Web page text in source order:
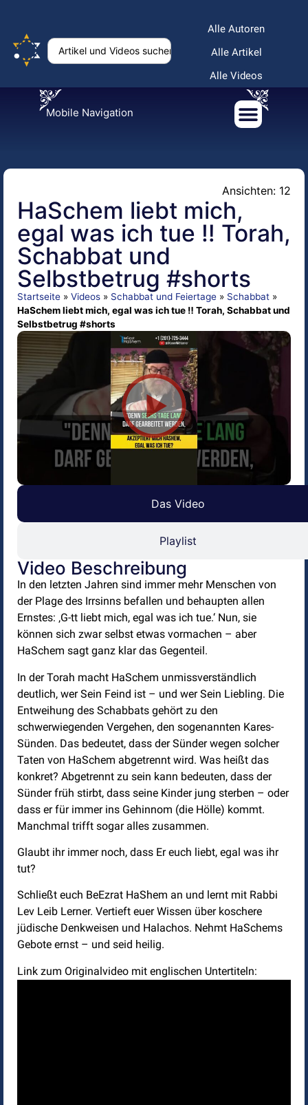
Alle Autoren
Alle Artikel
Alle Videos
Mobile Navigation
Ansichten: 12
HaSchem liebt mich,
egal was ich tue ‼️ Torah,
Schabbat und
Selbstbetrug #shorts
Startseite » Videos » Schabbat und Feiertage » Schabbat »
HaSchem liebt mich, egal was ich tue ‼️ Torah, Schabbat und
Selbstbetrug #shorts
Das Video
Playlist
Video Beschreibung
In den letzten Jahren sind immer mehr Menschen von
der Plage des Irrsinns befallen und behaupten allen
Ernstes: ‚G-tt liebt mich, egal was ich tue.‘ Nun, sie
können sich zwar selbst etwas vormachen – aber
HaSchem sagt ganz klar das Gegenteil.
In der Torah macht HaSchem unmissverständlich
deutlich, wer Sein Feind ist – und wer Sein Liebling. Die
Entweihung des Schabbats gehört zu den
schwerwiegenden Vergehen, den sogenannten Kares-
Sünden. Das bedeutet, dass der Sünder wegen solcher
Taten von HaSchem abgetrennt wird. Was heißt das
konkret? Abgetrennt zu sein kann bedeuten, dass der
Sünder früh stirbt, dass seine Kinder jung sterben – oder
dass er für immer ins Gehinnom (die Hölle) kommt.
Manchmal trifft sogar alles zusammen.
Glaubt ihr immer noch, dass Er euch liebt, egal was ihr
tut?
Schließt euch BeEzrat HaShem an und lernt mit Rabbi
Lev Leib Lerner. Vertieft euer Wissen über koschere
jüdische Denkweisen und Halachos. Nehmt HaSchems
Gebote ernst – und seid heilig.
Link zum Originalvideo mit englischen Untertiteln: